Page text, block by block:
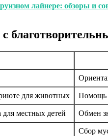
лайнере: обзоры и
для животных Помощь
для местных детей Обмен
Сбор